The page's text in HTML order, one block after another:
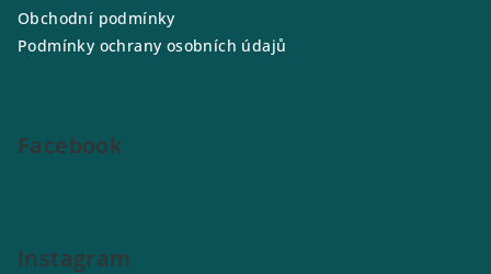
Obchodní podmínky
Podmínky ochrany osobních údajů
Facebook
Instagram